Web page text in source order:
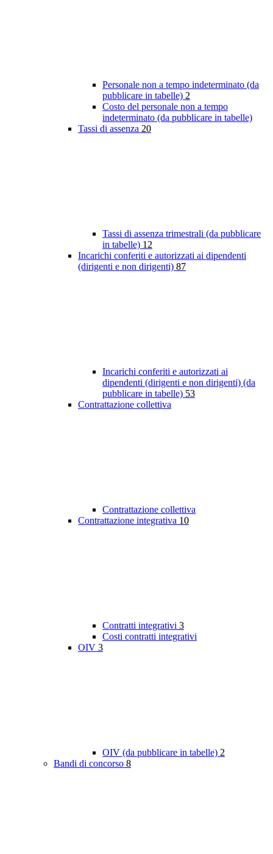
Personale non a tempo indeterminato (da
pubblicare in tabelle) 2
Costo del personale non a tempo
indeterminato (da pubblicare in tabelle)
Tassi di assenza 20
Tassi di assenza trimestrali (da pubblicare
in tabelle) 12
Incarichi conferiti e autorizzati ai dipendenti
(dirigenti e non dirigenti) 87
Incarichi conferiti e autorizzati ai
dipendenti (dirigenti e non dirigenti) (da
pubblicare in tabelle) 53
Contrattazione collettiva
Contrattazione collettiva
Contrattazione integrativa 10
Contratti integrativi 3
Costi contratti integrativi
OIV 3
OIV (da pubblicare in tabelle) 2
Bandi di concorso 8